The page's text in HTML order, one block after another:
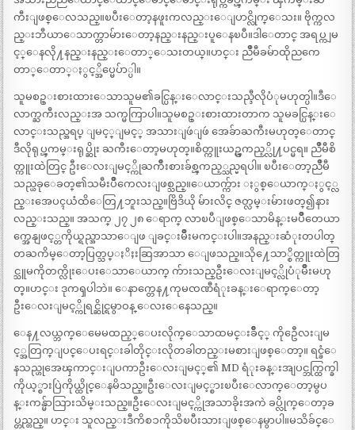
ကီးျဖစ္ေလသည္။ၿပီးေတာ့နဖူးကလည္းေျပာင္လိုက္ေသး။ ဗိုက္ကလ
ည္းဘီယာေသာက္တာမ်ားေတာ့နည္းနည္းပူေနၿပီ။ဒါေတာင္ အရပ္ကျမ
င့္ေနလို႔နည္းနည္းေတာ္ေသးတယ္။ဟင္း ညိဳမီခမ်ာထိုညကေ
တာ္ေတာ္ႏွင့္အိပ္မေပ်ာ္ပါ။
သူမစဥ္းစားထားေသာသူမ၏ခင္ပြန္းေလာင္းသည္ဒီလိုပံုမဟုတ္ပါ။ဒီေ
လာက္ႀကီးလည္းအ သက္မကြာပါ။သူမစဥ္းစားထားတာက သူမခင္ပြန္းေ
လာင္းသည္အရပ္ ျမင့္ျမင့္ အသားျဖဴျဖဴ အေခ်ာႀကီးမဟုတ္ေတာင္
ဒီလိုရုပ္ၾကမ္းရုပ္ဆိုး ႀကီးေတာ့မဟုတ္။စိတ္ကူးယဥ္ၾကည့္လို႔ပင္မရ။ ညိဳမီစိ
တ္ကူးထဲတြင္ ဦးေလးျမင့္ကိုႀကိဳးစားခ်စ္ၾကည့္သည္မရပါ။ ၿပီးေတာ့ညိဳမီ
သည္ယခုေခတ္၏သမီးပ်ဳိကေလးျဖစ္သည္။ေယာက္က်ား ႏွစ္ေယာက္ႏွင့္လ
ည္းအေပၚယံထိေတြ႔ဘူးသည္။ဗြိဒိယို မ်ားလိင္ ဇတ္လမ္းမ်ားဖတ္၍နား
လည္းသည္။ အသက္ ၂၇ ၂၈ ေရာက္ လာၿပီျဖစ္ေသာမိန္းမပ်ဳိတေယာ
က္အေနျဖင့္တကိုယ္ရည္အာသာေျဖ ျခင္းမ်ဳိးမကင္းပါ။အနည္းဆံုးတပါတ္
တႀကိမ္ေတာ့ပြတ္သပ္ႏိႈးဆြအာသာ ေျဖသည္။သို႔ေသာ္စိတ္ကူးထဲတြ
င္သူမကိုတက္လိုးေပးေသာေယာက္ က်ားသည္ဦးေလးျမင့္လိုပံုမ်ဳိးမဟု
တ္။ဟင္း ဒုကၡပါဘဲ။ ေနာက္တေန႔ကုမၸဏီရံုးခန္းေရာက္ေတာ့
ဦးေလးျမင့္ကိုရင္ဆိုင္ရမွာဝန္ ေလးေနေသည္။
ေန႔လယ္ဘက္ေမေမထည့္ေပးလိုက္ေသာထမင္းခ်ဳိင့္ ကိုဦေလးျမ
င့္အတြက္ျပင္ေပးရင္းခါတိုင္းလိုတခါတည္းမစားျဖစ္ေတာ့။ ရင္ခံေ
နသည္ဟုအေၾကာင္းျပကာဦးေလးျမင့္၏ MD ရံုးခန္းအျပင္ဘက္ထြက္ခါ
ကိုယ့္စားပြဲကိုယ္ထိုင္ေနမိသည္။ဦးေလးျမင့္စားၿပီးေလာက္ေတာ့မွပ
န္းကန္မ်ာသြားသိမ္းသည္။ဦးေလးျမင့္ကိုအသာခိုးအကဲ ခပ္လိုက္ေတာ့ခ
ပ္တည္တည္။ ဟင္း သူလည္းဒီကိစၥကိုသိၿပီးသားျဖစ္ေနမွာပါ။မသိခ်င္ေ